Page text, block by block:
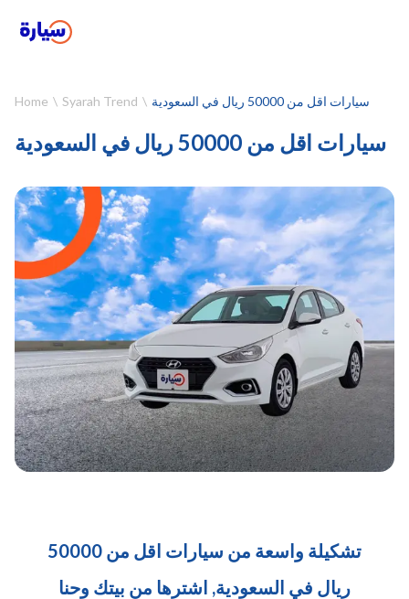
Home Syarah Trend سيارات اقل من 50000 ريال في السعودية
سيارات اقل من 50000 ريال في السعودية
تشكيلة واسعة من سيارات اقل من 50000
ريال في السعودية, اشترها من بيتك وحنا